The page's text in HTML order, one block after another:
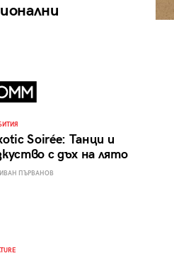
Soirée: Танци и
с дъх на лято
ПЪРВАНОВ